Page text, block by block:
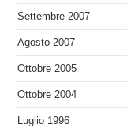
Settembre 2007
Agosto 2007
Ottobre 2005
Ottobre 2004
Luglio 1996